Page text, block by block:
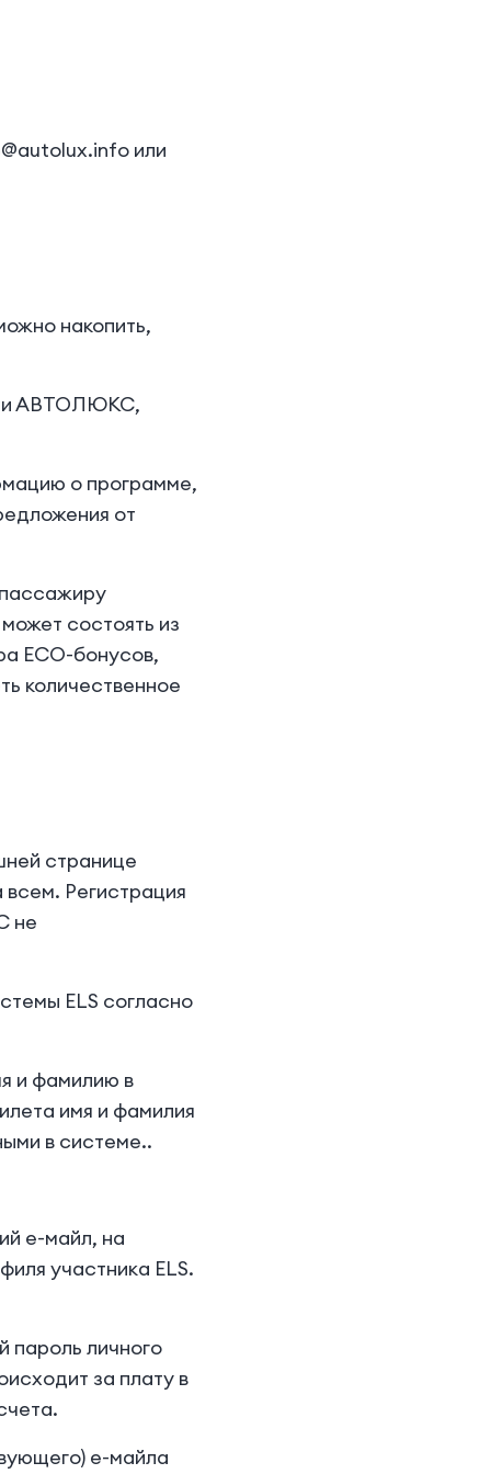
или
накопить,
АВТОЛЮКС,
о программе,
от
состоять из
ECO-бонусов,
количественное
странице
Регистрация
не
ELS согласно
и фамилию в
имя и фамилия
в системе..
е-майл, на
участника ELS.
пароль личного
за плату в
е-майла